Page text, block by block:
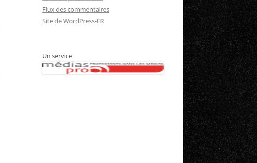
Flux des commentaires
Site de WordPress-FR
Un service